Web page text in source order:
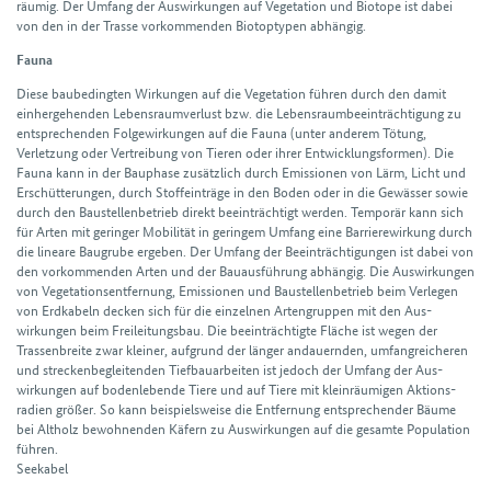
räumig. Der Umfang der Auswirkungen auf Vegetation und Biotope ist dabei
von den in der Trasse vorkommenden Biotoptypen abhängig.
Fauna
Diese baubedingten Wirkungen auf die Vegetation führen durch den damit
einher­gehenden Lebensraumverlust bzw. die Lebensraumbeeinträchtigung zu
entsprechenden Folge­wirkungen auf die Fauna (unter anderem Tötung,
Verletzung oder Vertreibung von Tieren oder ihrer Entwicklungsformen). Die
Fauna kann in der Bau­phase zusätzlich durch Emissionen von Lärm, Licht und
Erschüt­terungen, durch Stoff­einträge in den Boden oder in die Gewässer sowie
durch den Bau­stellen­betrieb direkt beeinträchtigt werden. Temporär kann sich
für Arten mit geringer Mobilität in geringem Umfang eine Barriere­wirkung durch
die lineare Bau­grube ergeben. Der Umfang der Beein­trächtigungen ist dabei von
den vorkom­menden Arten und der Bau­aus­führung abhängig. Die Auswirkungen
von Vegetations­entfernung, Emissionen und Bau­stellen­betrieb beim Verlegen
von Erd­kabeln decken sich für die einzelnen Arten­gruppen mit den Aus­
wirkungen beim Frei­leitungs­bau. Die beeinträchtigte Fläche ist wegen der
Trassen­breite zwar kleiner, aufgrund der länger andauernden, umfang­reicheren
und strecken­be­gleitenden Tief­bau­arbeiten ist jedoch der Umfang der Aus­
wirkungen auf boden­lebende Tiere und auf Tiere mit klein­räumigen Aktions­
radien größer. So kann beispiels­weise die Entfernung entsprechender Bäume
bei Alt­holz bewohnenden Käfern zu Aus­wirkungen auf die gesamte Population
führen.
Seekabel